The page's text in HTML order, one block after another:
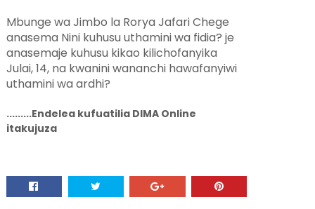
Mbunge wa Jimbo la Rorya Jafari Chege
anasema Nini kuhusu uthamini wa fidia? je
anasemaje kuhusu kikao kilichofanyika
Julai, 14, na kwanini wananchi hawafanyiwi
uthamini wa ardhi?
.........Endelea kufuatilia DIMA Online
itakujuza